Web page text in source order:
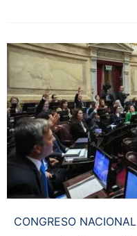
CONGRESO NACIONAL